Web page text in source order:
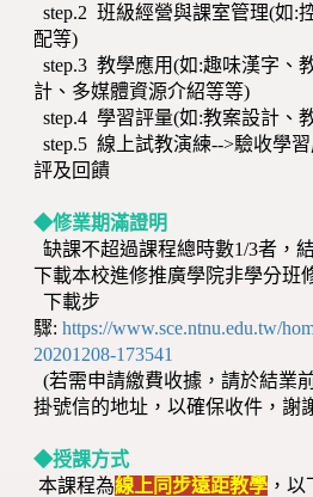
step.2 班級經營與課室管理(如:
配等)
step.3 教學應用(如:趣味漢字、
計、多媒體資源介紹等等)
step.4 學習評量(如:教案設計、
step.5 線上試教演練-->驗收學
評及回饋
◆修業期滿證明
缺課不超過課程總時數1/3者，
下載本校進修推廣學院非學分班
下載步
驟:https://www.sce.ntnu.edu.tw/
20201208-173541
(若需申請繳費收據，請於結業
掛號信的地址，以確保收件，謝
◆授課方式
本課程為線上同步遠距教學 ，以